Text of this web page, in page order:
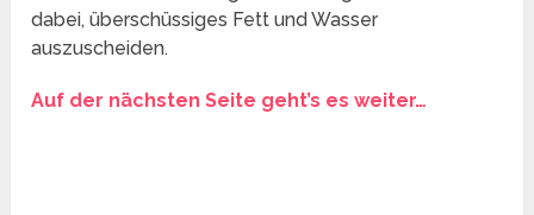
dabei, überschüssiges Fett und Wasser
auszuscheiden.
Auf der nächsten Seite geht’s es weiter…